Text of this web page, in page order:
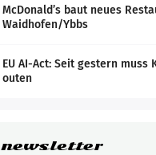
McDonald’s baut neues
Waidhofen/Ybbs
EU AI-Act: Seit gestern muss
outen
newsletter